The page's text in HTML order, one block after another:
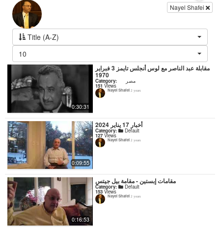
Nayel Shafei
Title (A-Z)
10
0:30:31
مقابلة عبد الناصر مع لوس أنجلس تايمز 3 فبراير
1970
Category: مصر
151 Views
Nayel Shafei 2 years
0:09:55
أخبار 17 يناير 2024
Category: Default
127Views
Nayel Shafei 2 years
0:16:53
مقامات إبستين - مقامة بيل جيتس
Category: Default
153 Views
Nayel Shafei 2 years